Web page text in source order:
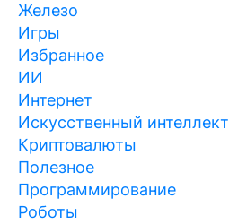
Железо
Игры
Избранное
ИИ
Интернет
Искусственный интеллект
Криптовалюты
Полезное
Программирование
Роботы